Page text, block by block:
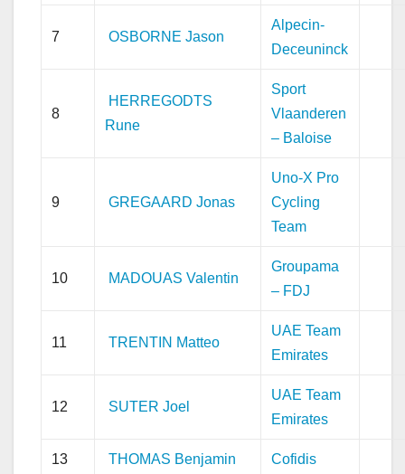
7 OSBORNE Jason
Alpecin-
Deceuninck
8
HERREGODTS
Rune
Sport
Vlaanderen
– Baloise
9 GREGAARD Jonas
Uno-X Pro
Cycling
Team
10 MADOUAS Valentin
Groupama
– FDJ
11 TRENTIN Matteo
UAE Team
Emirates
12 SUTER Joel
UAE Team
Emirates
13 THOMAS Benjamin Cofidis